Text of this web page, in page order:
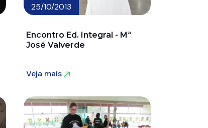
25/10/2013
Encontro Ed. Integral - Mª
José Valverde
Veja mais